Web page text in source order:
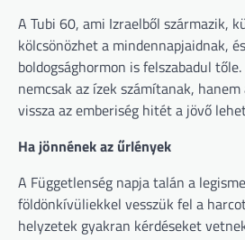
A Tubi 60, ami Izraelből származik,
kölcsönözhet a mindennapjaidnak,
boldogsághormon is felszabadul
nemcsak az ízek számítanak,
vissza az emberiség hitét a jövő
Ha jönnének az űrlények
A Függetlenség napja talán a
földönkívüliekkel vesszük fel a
helyzetek gyakran kérdéseket